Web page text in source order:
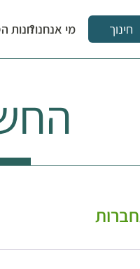
חינוך מי אנחנו?חנות